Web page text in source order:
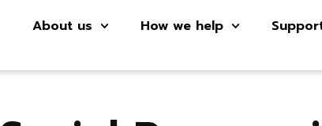
About us How we help